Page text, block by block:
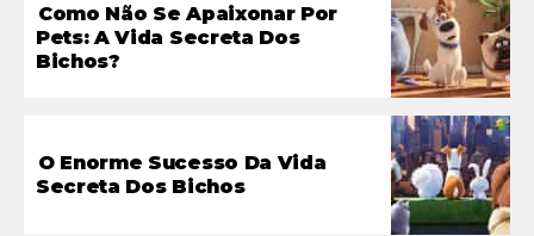
Como Não Se Apaixonar Por
Pets: A Vida Secreta Dos
Bichos?
O Enorme Sucesso Da Vida
Secreta Dos Bichos